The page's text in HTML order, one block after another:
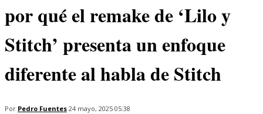
por qué el remake de ‘Lilo y
Stitch’ presenta un enfoque
diferente al habla de Stitch
Por Pedro Fuentes 24 mayo, 2025 05:38